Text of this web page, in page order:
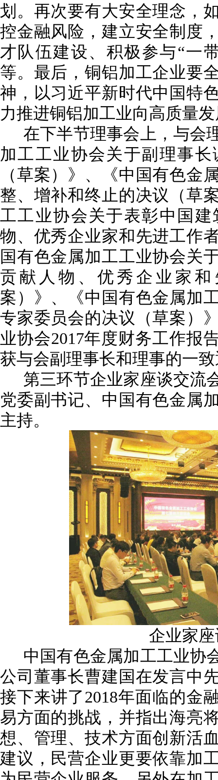
划。再次要有大安全理念，
控金融风险，建立安全制度
才队伍建设、积极参与“一
等。最后，铜铝加工企业要
神，以习近平新时代中国特
力推进铜铝加工业向高质量
在下半节理事会上，与会
加工工业协会关于副理事
（草案）》、《中国有色金
整、增补和终止的决议（草
工工业协会关于表彰中国
物、优秀企业家和先进工作
国有色金属加工工业协会关
贡献人物、优秀企业家
案）》、《中国有色金属加
专家委员会的决议（草案）
业协会2017年度财务工作报
获与会副理事长和理事的一
第三环节企业家座谈交流
党委副书记、中国有色金属
主持。
企业家
中国有色金属加工工业协
公司董事长曹建国在发言中
接下来讲了2018年面临的金
易方面的挑战，并指出海亮
想、管理、技术方面创新活
建议，民营企业更要依靠加